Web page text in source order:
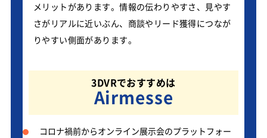
メリットがあります。情報の伝わりやすさ、見やす
さがリアルに近いぶん、商談やリード獲得につなが
りやすい側面があります。
3DVRでおすすめは
Airmesse
コロナ禍前からオンライン展示会のプラットフォー